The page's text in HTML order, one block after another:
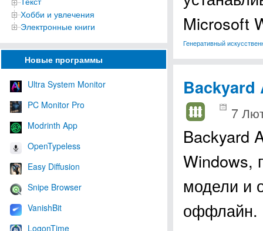
Хобби и увлечения
Электронные книги
Новые программы
Ultra System Monitor
PC Monitor Pro
Modrinth App
OpenTypeless
Easy Diffusion
Snipe Browser
VanishBit
LogonTime
Microsoft
Генеративный
Backyard
7
Backyard
Windows,
модели и
оффлайн.